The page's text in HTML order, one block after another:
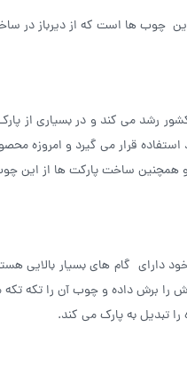
چوب ها است که از دیرباز در
رشد می ‌کند و در بسیاری از
قرار می گیرد و امروزه
همچنین ساخت پارکت ها از این
دارای گام ‌های بسیار بالایی
برش داده و چوب آن را تکه ‌تکه
تبدیل به پارک می کند.